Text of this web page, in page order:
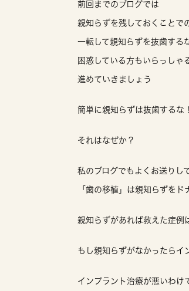
前回までのブログでは
親知らずを残しておくことで
一転して親知らずを抜歯する
困惑している方もいらっしゃ
進めていきましょう
簡単に親知らずは抜歯するな！
それはなぜか？
私のブログでもよくお送りし
「歯の移植」は親知らずを
親知らずがあれば救えた症例
もし親知らずがなかったらイ
インプラント治療が悪いわけ